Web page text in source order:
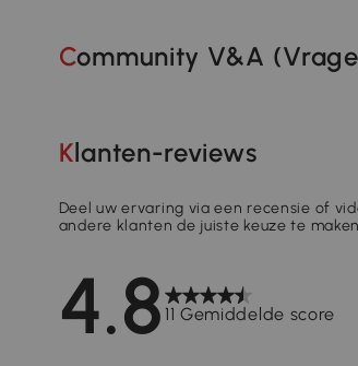
Community V&A
Klanten-reviews
4.8 11 Gemiddelde score
Deel uw ervaring via een recensie of
andere klanten de juiste keuze te